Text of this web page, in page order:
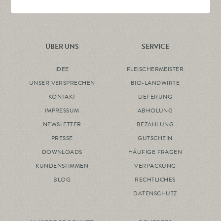
ÜBER UNS
IDEE
UNSER VERSPRECHEN
KONTAKT
IMPRESSUM
NEWSLETTER
PRESSE
DOWNLOADS
KUNDENSTIMMEN
BLOG
SERVICE
FLEISCHERMEISTER
BIO-LANDWIRTE
LIEFERUNG
ABHOLUNG
BEZAHLUNG
GUTSCHEIN
HÄUFIGE FRAGEN
VERPACKUNG
RECHTLICHES
DATENSCHUTZ